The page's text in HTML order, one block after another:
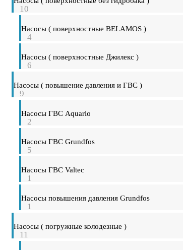
10
Насосы ( поверхностные BELAMOS )
4
Насосы ( поверхностные Джилекс )
6
Насосы ( повышение давления и ГВС )
9
Насосы ГВС Aquario
2
Насосы ГВС Grundfos
5
Насосы ГВС Valtec
1
Насосы повышения давления Grundfos
1
Насосы ( погружные колодезные )
11